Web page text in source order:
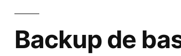
Backup de